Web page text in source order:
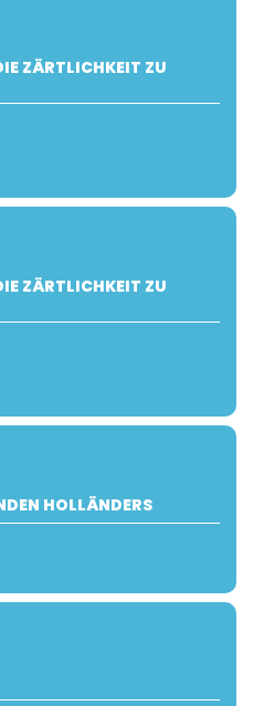
ZÄRTLICHKEIT ZU
ZÄRTLICHKEIT ZU
HOLLÄNDERS